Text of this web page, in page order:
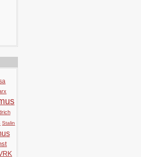
Stalin